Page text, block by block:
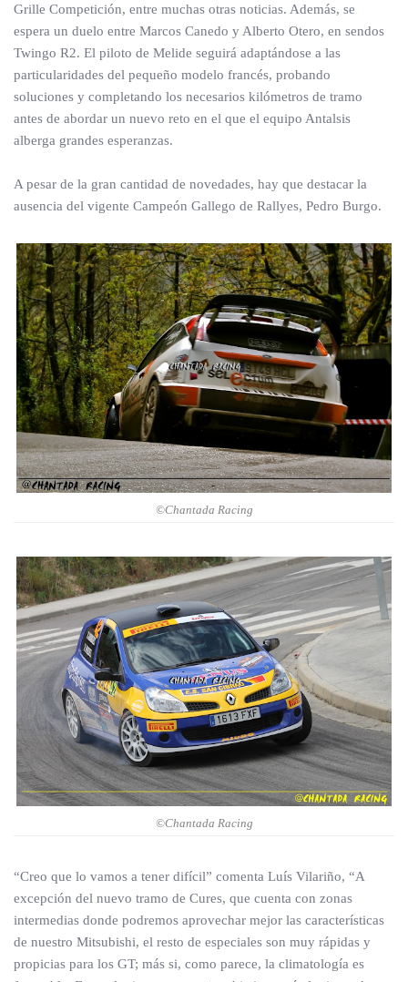
Grille Competición, entre muchas otras noticias. Además, se
espera un duelo entre Marcos Canedo y Alberto Otero, en sendos
Twingo R2. El piloto de Melide seguirá adaptándose a las
particularidades del pequeño modelo francés, probando
soluciones y completando los necesarios kilómetros de tramo
antes de abordar un nuevo reto en el que el equipo Antalsis
alberga grandes esperanzas.
A pesar de la gran cantidad de novedades, hay que destacar la
ausencia del vigente Campeón Gallego de Rallyes, Pedro Burgo.
©Chantada Racing
©Chantada Racing
“Creo que lo vamos a tener difícil” comenta Luís Vilariño, “A
excepción del nuevo tramo de Cures, que cuenta con zonas
intermedias donde podremos aprovechar mejor las características
de nuestro Mitsubishi, el resto de especiales son muy rápidas y
propicias para los GT; más si, como parece, la climatología es